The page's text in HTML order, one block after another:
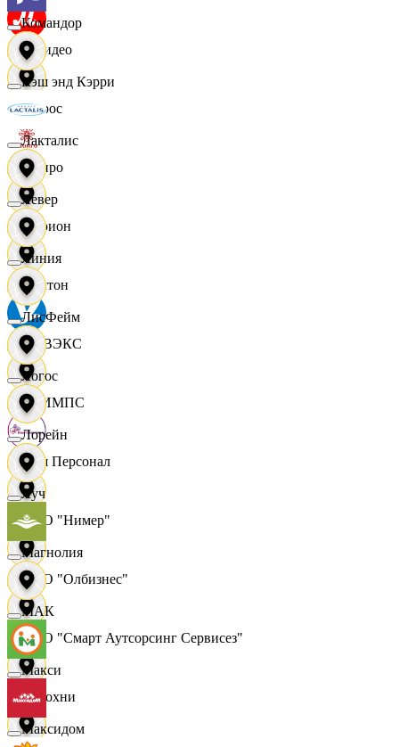
МВидео
Мирос
Монро
Морион
Мултон
НОВЭКС
ОЛИМПС
Ваш Персонал
ООО "Нимер"
ООО "Олбизнес"
ООО "Смарт Аутсорсинг Сервисез"
Отдохни
Командор
Кэш энд Кэрри
Лакталис
Левер
Линия
ЛисФейм
Логос
Лорейн
Луч
Магнолия
МАК
Макси
Максидом